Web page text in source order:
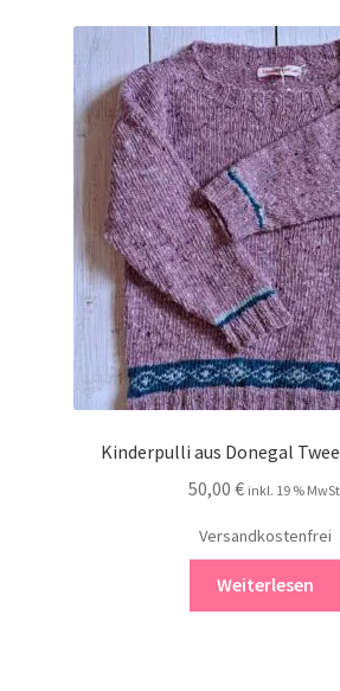
Kontakt
Kinderpulli aus Donegal
50,00 € inkl. 19 %
Versandkostenfrei
Weiterlesen